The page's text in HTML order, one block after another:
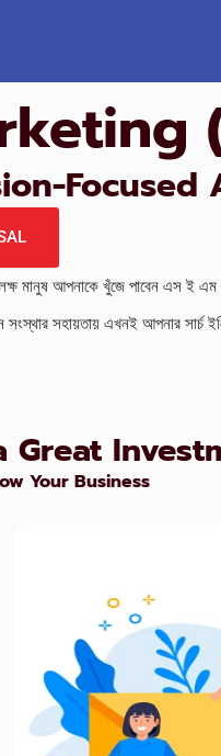
Focused
মানুষ আপনাকে খুঁজে পাবেন এস ই
সংস্থার সহায়তায় এখনই আপনার
Great
Your Business